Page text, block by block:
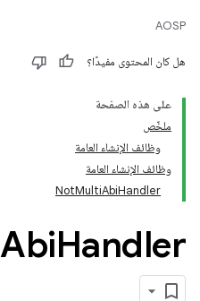
AOSP
هل كان المحتوى مفيدًا؟
على هذه الصفحة
ملخّص
وظائف الإنشاء العامة
وظائف الإنشاء العامة
NotMultiAbiHandler
AbiHandler